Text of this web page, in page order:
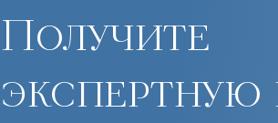
Получите
экспертную